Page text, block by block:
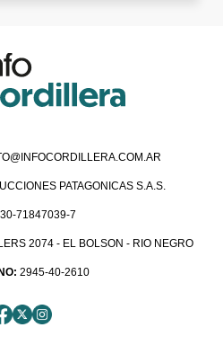
PATAGONICAS S.A.S.
30-71847039-7
2074 - EL BOLSON - RIO NEGRO
2945-40-2610